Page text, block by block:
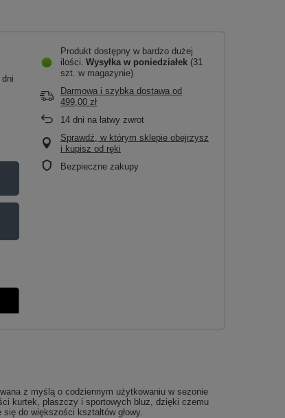
Produkt dostępny w bardzo dużej
ilości Wysyłka w poniedziałek (31
szt. w magazynie)
Darmowa i szybka dostawa od
499,00 zł
14 dni na łatwy zwrot
Sprawdź, w którym sklepie obejrzysz
i kupisz od ręki
Bezpieczne zakupy
z myślą o codziennym użytkowaniu w sezonie
kurtek, płaszczy i sportowych bluz, dzięki czemu
do większości kształtów głowy.